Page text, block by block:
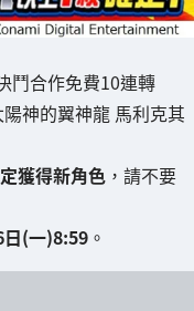
鬥合作免費10連轉
神的翼神龍 馬利克其
獲得新角色 ，請不要
(一)8:59 。